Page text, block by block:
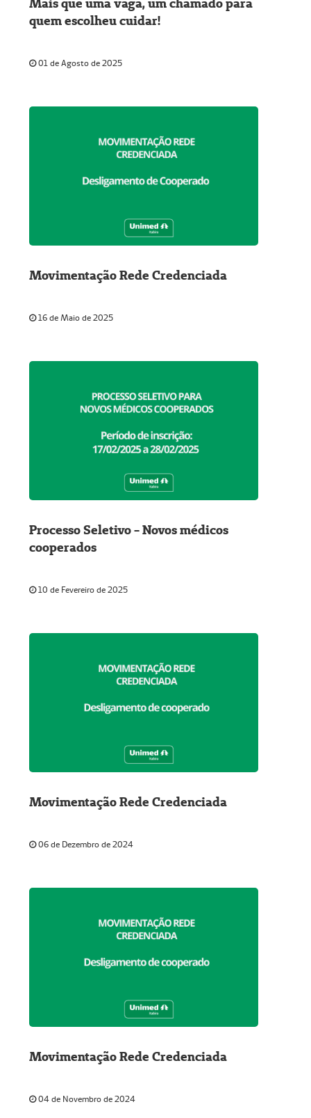
quem escolheu cuidar!
01 de Agosto de 2025
Movimentação Rede Credenciada
16 de Maio de 2025
Processo Seletivo - Novos médicos
cooperados
10 de Fevereiro de 2025
Movimentação Rede Credenciada
06 de Dezembro de 2024
Movimentação Rede Credenciada
04 de Novembro de 2024